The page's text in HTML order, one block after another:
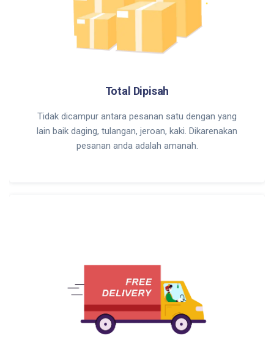
Total Dipisah
Tidak dicampur antara pesanan satu dengan yang
lain baik daging, tulangan, jeroan, kaki. Dikarenakan
pesanan anda adalah amanah.